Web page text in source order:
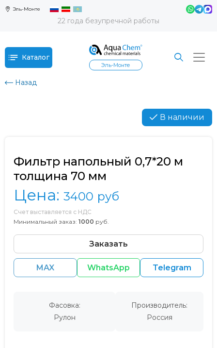
Эль-Монте
22 года безупречной работы
Каталог
Эль-Монте
Назад
В наличии
Фильтр напольный 0,7*20 м
толщина 70 мм
Цена: 3400 руб
Счет выставляется с НДС
Минимальный заказ: 1000 руб.
Заказать
MAX WhatsApp Telegram
Фасовка:
Рулон
Производитель:
Россия